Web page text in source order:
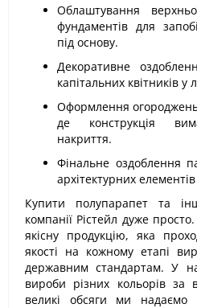
Облаштування
фундаментів для
під основу.
Декоративне
капітальних квітників
Оформлення
де конструкція
накриття.
Фінальне оздоблення
архітектурних
Купити полупарапет та
компанії Рістейл дуже
якісну продукцію, яка
якості на кожному етапі
державним стандартам. У
вироби різних кольорів за
великі обсяги ми надаємо